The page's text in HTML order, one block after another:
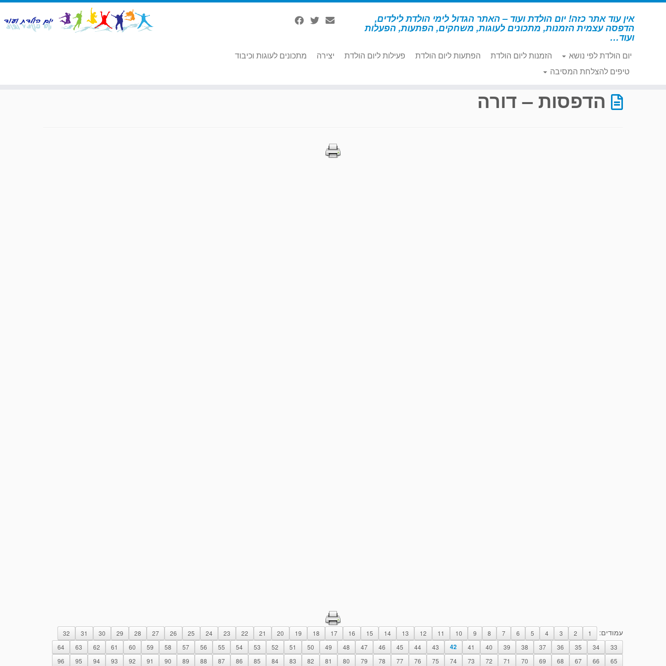
דלג
אין עוד אתר כזה! יום הולדת ועוד – האתר הגדול לימי הולדת לילדים,
הדפסה עצמית הזמנות, מתכונים לעוגות, משחקים, הפתעות, הפעלות
ועוד…
יום הולדת לפי נושא הזמנות ליום הולדת הפתעות ליום הולדת פעילות ליום הולדת יצירה
מתכונים לעוגות וכיבוד
טיפים להצלחת המסיבה
דף הבית » הדפסות – דורה
הדפסות – דורה
עמודים: 1
2
3
4
5
6
7
8
9
10
11
12
13
14
15
16
17
18
19
20
21
22
23
24
25
26
27
28
29
30
31
32
33
34
35
36
37
38
39
40
41
42
43
44
45
46
47
48
49
50
51
52
53
54
55
56
57
58
59
60
61
62
63
64
65
66
67
68
69
70
71
72
73
74
75
76
77
78
79
80
81
82
83
84
85
86
87
88
89
90
91
92
93
94
95
96